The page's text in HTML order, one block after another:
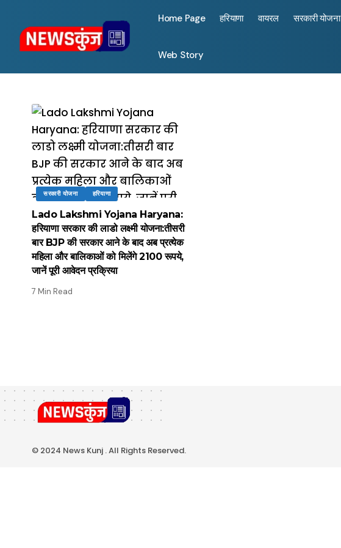
Home Page हरियाणा वायरल सरकारी योजना
Web Story
सरकारी योजना हरियाणा
Lado Lakshmi Yojana Haryana:
हरियाणा सरकार की लाडो लक्ष्मी योजना:तीसरी
बार BJP की सरकार आने के बाद अब प्रत्येक
महिला और बालिकाओं को मिलेंगे 2100 रूपये,
जानें पूरी आवेदन प्रक्रिया
7 Min Read
© 2024 News Kunj . All Rights Reserved.